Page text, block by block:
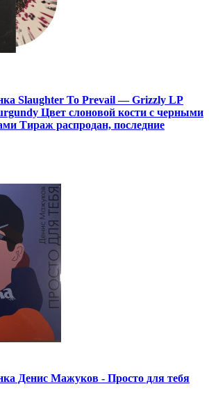
Slaughter To Prevail — Grizzly LP
Цвет слоновой кости с черными
Тираж распродан, последние
Денис Мажуков - Просто для тебя